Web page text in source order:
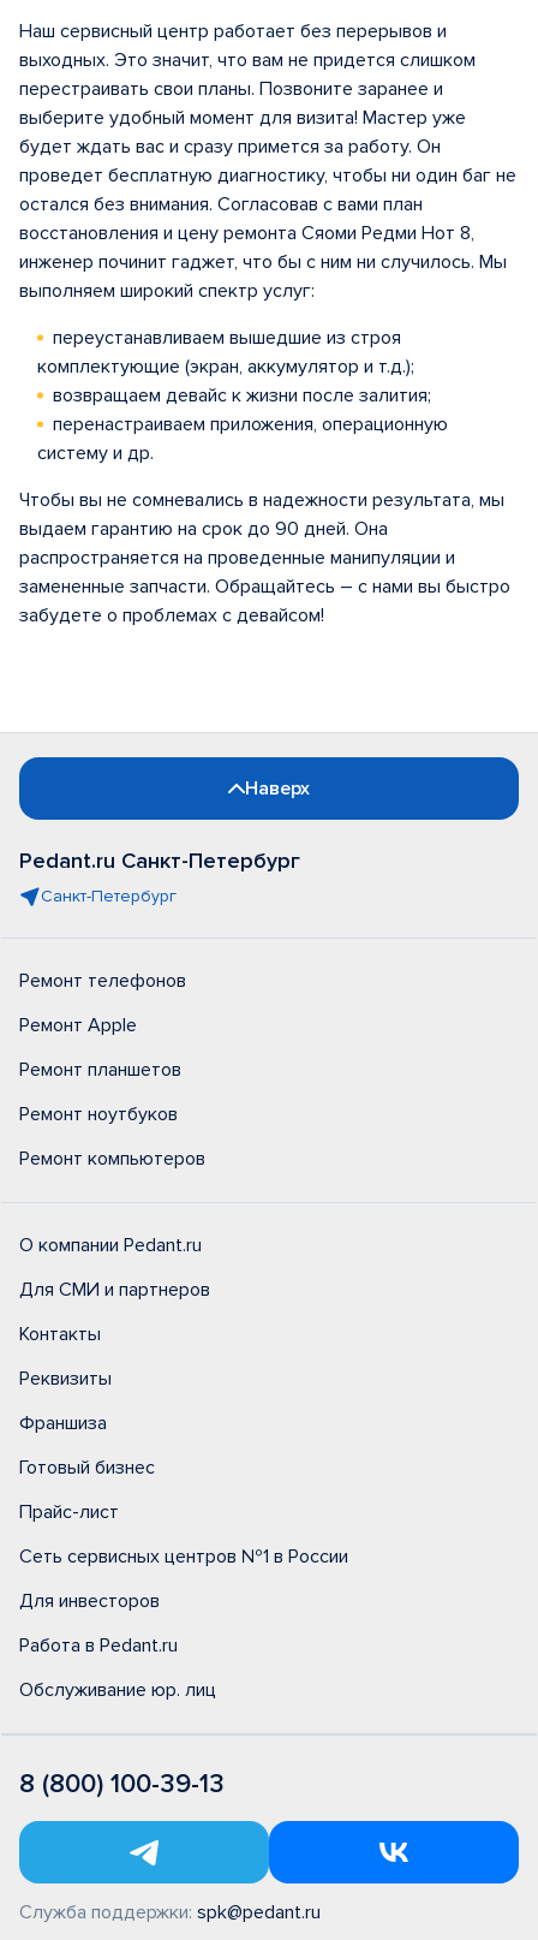
Наш сервисный центр работает без перерывов и
выходных. Это значит, что вам не придется слишком
перестраивать свои планы. Позвоните заранее и
выберите удобный момент для визита! Мастер уже
будет ждать вас и сразу примется за работу. Он
проведет бесплатную диагностику, чтобы ни один баг не
остался без внимания. Согласовав с вами план
восстановления и цену ремонта Сяоми Редми Нот 8,
инженер починит гаджет, что бы с ним ни случилось. Мы
выполняем широкий спектр услуг:
переустанавливаем вышедшие из строя
комплектующие (экран, аккумулятор и т.д.);
возвращаем девайс к жизни после залития;
перенастраиваем приложения, операционную
систему и др.
Чтобы вы не сомневались в надежности результата, мы
выдаем гарантию на срок до 90 дней. Она
распространяется на проведенные манипуляции и
замененные запчасти. Обращайтесь – с нами вы быстро
забудете о проблемах с девайсом!
Наверх
Pedant.ru Санкт-Петербург
Санкт-Петербург
Ремонт телефонов
Ремонт Apple
Ремонт планшетов
Ремонт ноутбуков
Ремонт компьютеров
О компании Pedant.ru
Для СМИ и партнеров
Контакты
Реквизиты
Франшиза
Готовый бизнес
Прайс-лист
Сеть сервисных центров №1 в России
Для инвесторов
Работа в Pedant.ru
Обслуживание юр. лиц
8 (800) 100-39-13
Служба поддержки: spk@pedant.ru